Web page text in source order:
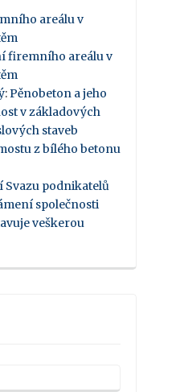
areálu v
firemního areálu v
:Pěnobeton a jeho
v základových
staveb
z bílého betonu
Svazu podnikatelů
společnosti
veškerou